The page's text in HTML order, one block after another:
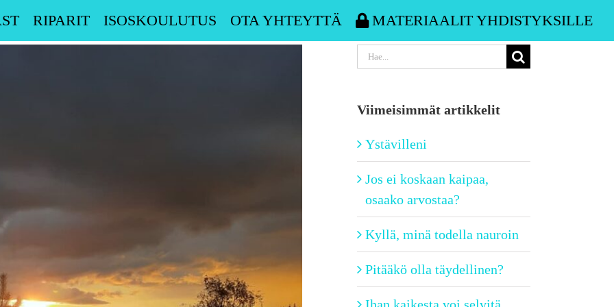
RIPARIT ISOSKOULUTUS OTA YHTEYTTÄ MATERIAALIT YHDISTYKSILLE
Etsi
Viimeisimmät artikkelit
Ystävilleni
Jos ei koskaan kaipaa,
osaako arvostaa?
Kyllä, minä todella nauroin
Pitääkö olla täydellinen?